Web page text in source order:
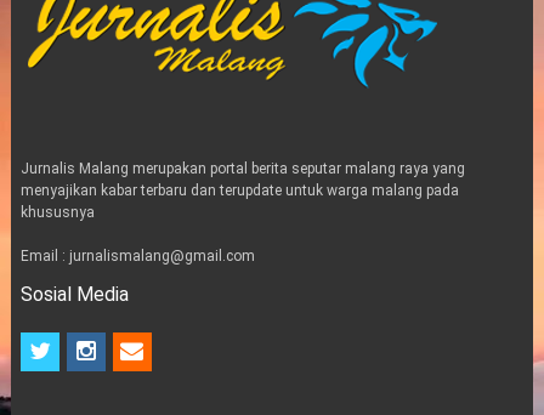
Jurnalis Malang merupakan portal berita seputar malang raya yang
menyajikan kabar terbaru dan terupdate untuk warga malang pada
khususnya
Email : jurnalismalang@gmail.com
Sosial Media
t
i
n
e
m